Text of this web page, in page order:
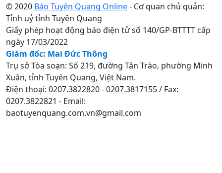
© 2020 Báo Tuyên Quang Online- Cơ quan chủ quản:
Tỉnh uỷ tỉnh Tuyên Quang
Giấy phép hoạt động báo điện tử số 140/GP-BTTTT cấp
ngày 17/03/2022
Giám đốc: Mai Đức Thông
Trụ sở Tòa soạn: Số 219, đường Tân Trào, phường Minh
Xuân, tỉnh Tuyên Quang, Việt Nam.
Điện thoại: 0207.3822820 - 0207.3817155 / Fax:
0207.3822821 - Email:
baotuyenquang.com.vn@gmail.com